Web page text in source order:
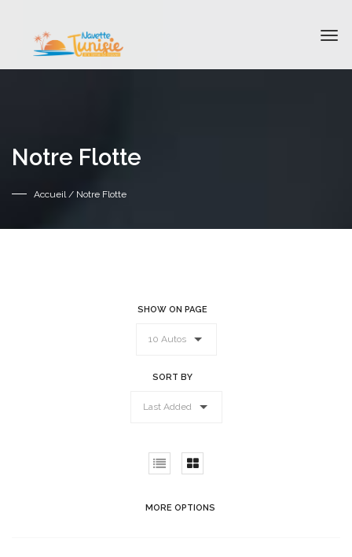
Notre Flotte
Accueil/ Notre Flotte
SHOW ON PAGE
10 Autos
SORT BY
Last Added
MORE OPTIONS